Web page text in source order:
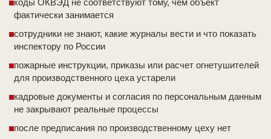
коды ОКВЭД не соответствуют тому, чем объект
фактически занимается
сотрудники не знают, какие журналы вести и что показать
инспектору по России
пожарные инструкции, приказы или расчет огнетушителей
для производственного цеха устарели
кадровые документы и согласия по персональным данным
не закрывают реальные процессы
после предписания по производственному цеху нет